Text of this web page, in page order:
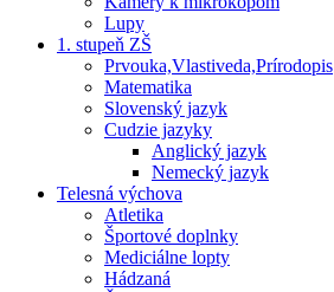
Lupy
1. stupeň ZŠ
Prvouka,Vlastiveda,Prírodopis
Matematika
Slovenský jazyk
Cudzie jazyky
Anglický jazyk
Nemecký jazyk
Telesná výchova
Atletika
Športové doplnky
Mediciálne lopty
Hádzaná